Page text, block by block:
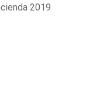
2019